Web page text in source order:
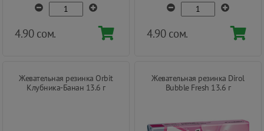
4.90 сом. 4.90 сом.
Жевательная резинка Orbit
Клубника-Банан 13.6 г
Жевательная резинка Dirol
Bubble Fresh 13.6 г